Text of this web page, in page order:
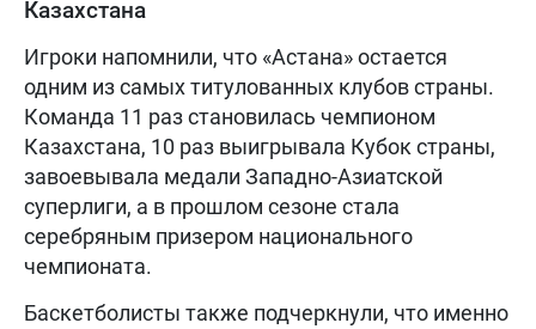
Казахстана
Игроки напомнили, что «Астана» остается
одним из самых титулованных клубов страны.
Команда 11 раз становилась чемпионом
Казахстана, 10 раз выигрывала Кубок страны,
завоевывала медали Западно-Азиатской
суперлиги, а в прошлом сезоне стала
серебряным призером национального
чемпионата.
Баскетболисты также подчеркнули, что именно